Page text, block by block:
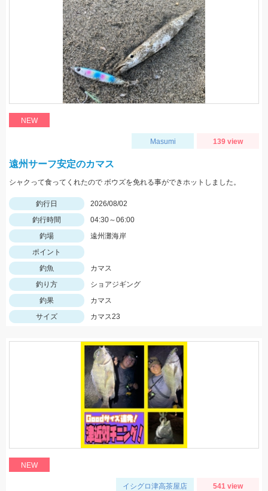
NEW
Masumi 139 view
遠州サーフ安定のカマス
シャクって食ってくれたので ボウズを免れる事ができホットしました。
釣行日
2026/08/02
釣行時間
04:30～06:00
釣場
遠州灘海岸
ポイント
釣魚
カマス
釣り方
ショアジギング
釣果
カマス
サイズ
カマス23
NEW
イシグロ津高茶屋店 541 view